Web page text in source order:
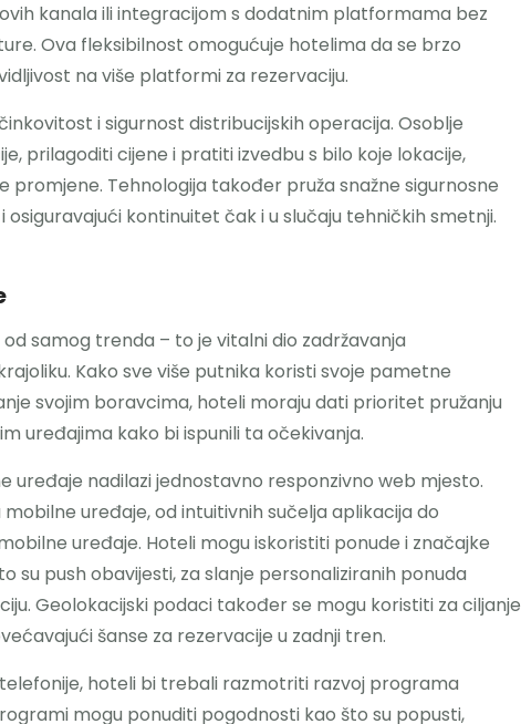
kanala ili integracijom s dodatnim platformama bez
Ova fleksibilnost omogućuje hotelima da se brzo
na više platformi za rezervaciju.
i sigurnost distribucijskih operacija. Osoblje
prilagoditi cijene i pratiti izvedbu s bilo koje lokacije,
Tehnologija također pruža snažne sigurnosne
kontinuitet čak i u slučaju tehničkih smetnji.
samog trenda – to je vitalni dio zadržavanja
Kako sve više putnika koristi svoje pametne
svojim boravcima, hoteli moraju dati prioritet pružanju
uređajima kako bi ispunili ta očekivanja.
uređaje nadilazi jednostavno responzivno web mjesto.
uređaje, od intuitivnih sučelja aplikacija do
uređaje. Hoteli mogu iskoristiti ponude i značajke
su push obavijesti, za slanje personaliziranih ponuda
Geolokacijski podaci također se mogu koristiti za ciljanje
šanse za rezervacije u zadnji tren.
hoteli bi trebali razmotriti razvoj programa
mogu ponuditi pogodnosti kao što su popusti,